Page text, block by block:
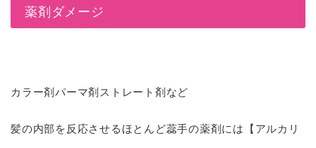
薬剤ダメージ
カラー剤パーマ剤ストレート剤など
髪の内部を反応させるほとんど蕊手の薬剤には【アルカリ